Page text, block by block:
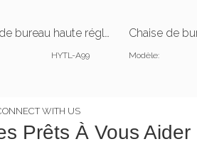
Chaise de bureau haute réglable avec repose-pieds
HYTL-A99 Modèle:
WITH US
Prêts À Vous Aider